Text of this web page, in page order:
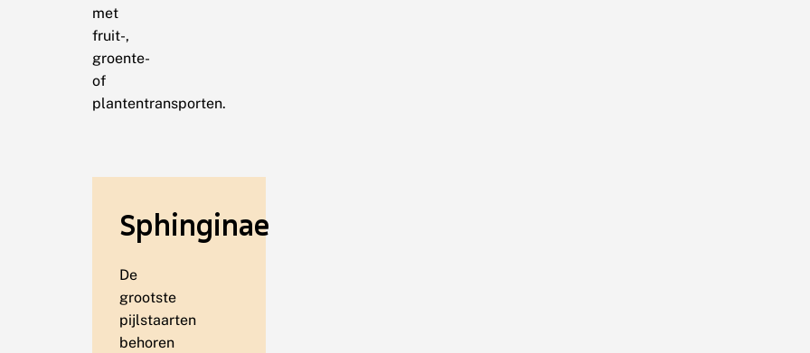
met
fruit-,
groente-
of
plantentransporten.
Sphinginae
De
grootste
pijlstaarten
behoren